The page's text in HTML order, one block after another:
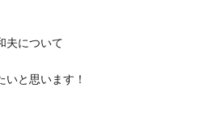
夫について
と思います！